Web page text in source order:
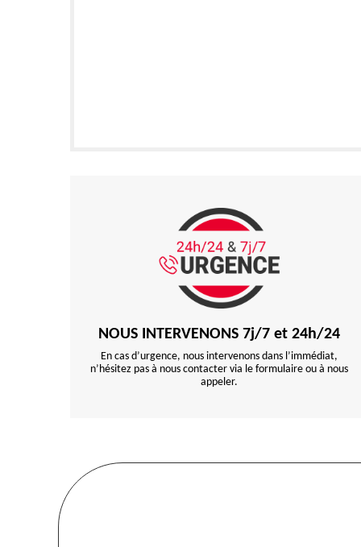
NOUS INTERVENONS 7j/7 et 24h/24
En cas d’urgence, nous intervenons dans l’immédiat,
n’hésitez pas à nous contacter via le formulaire ou à nous
appeler.